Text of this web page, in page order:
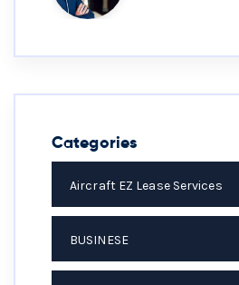
Categories
Aircraft EZ Lease Services
BUSINESE